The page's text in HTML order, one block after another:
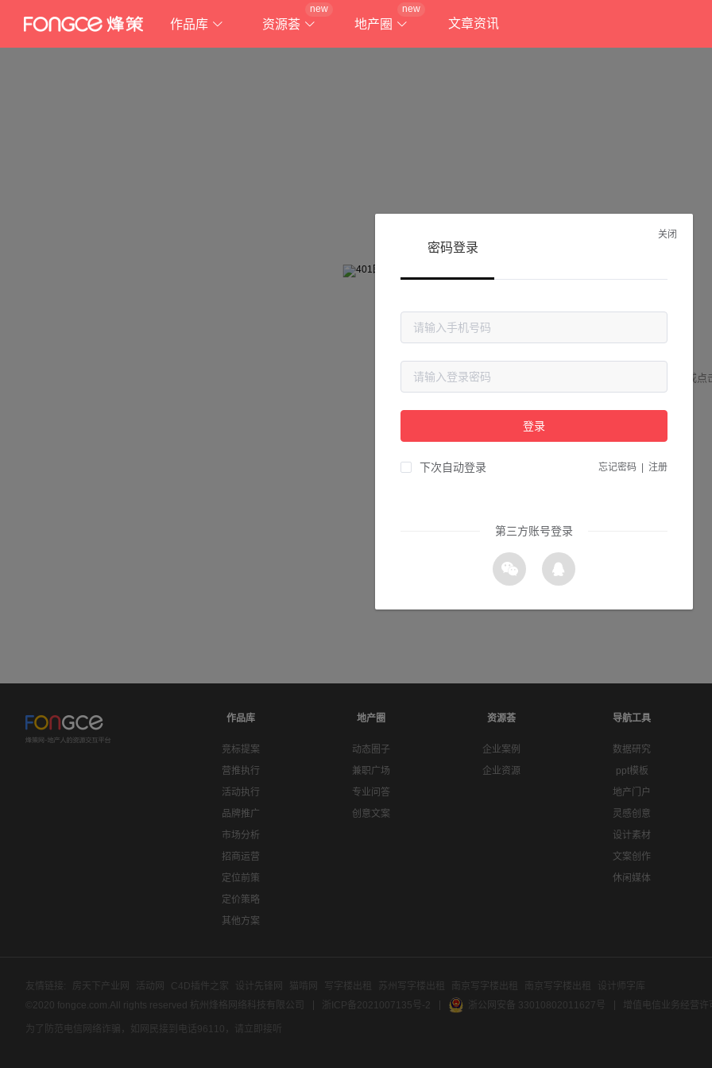
作品库 资源荟
new
地产圈
new
文章资讯
抱歉!
请检查您输入的网址是否正确，或点
作品库
竞标提案
营推执行
活动执行
品牌推广
市场分析
招商运营
定位前策
定价策略
其他方案
地产圈
动态圈子
兼职广场
专业问答
创意文案
资源荟
企业案例
企业资源
导航工具
数据研究
ppt模板
地产门户
灵感创意
设计素材
文案创作
休闲媒体
友情链接: 房天下产业网 活动网 C4D插件之家 设计先锋网 猫啃网 写字楼出租 苏州写字楼出租 南京写字楼出租 南京写字楼出租
设计师字库
©2020 fongce.com.All rights reserved 杭州烽格网络科技有限公司
浙ICP备2021007135号-2 浙公网安备 33010802011627号 增值电信业务经营
为了防范电信网络诈骗，如网民接到电话96110，请立即接听
关闭
密码登录
登录
下次自动登录 忘记密码 注册
第三方账号登录